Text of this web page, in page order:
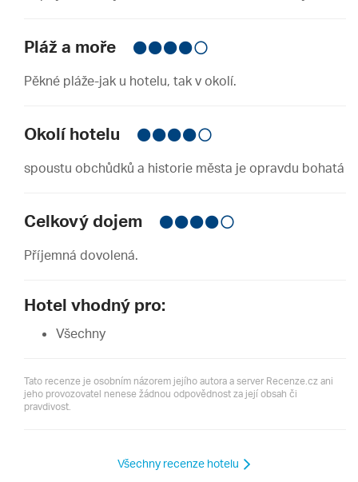
Pláž a moře
Pěkné pláže-jak u hotelu, tak v okolí.
Okolí hotelu
spoustu obchůdků a historie města je opravdu bohatá
Celkový dojem
Příjemná dovolená.
Hotel vhodný pro:
Všechny
Tato recenze je osobním názorem jejího autora a server Recenze.cz ani
jeho provozovatel nenese žádnou odpovědnost za její obsah či
pravdivost.
Všechny recenze hotelu